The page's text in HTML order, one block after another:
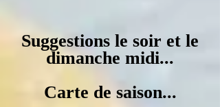
Suggestions le soir et le
dimanche midi...
Carte de saison...